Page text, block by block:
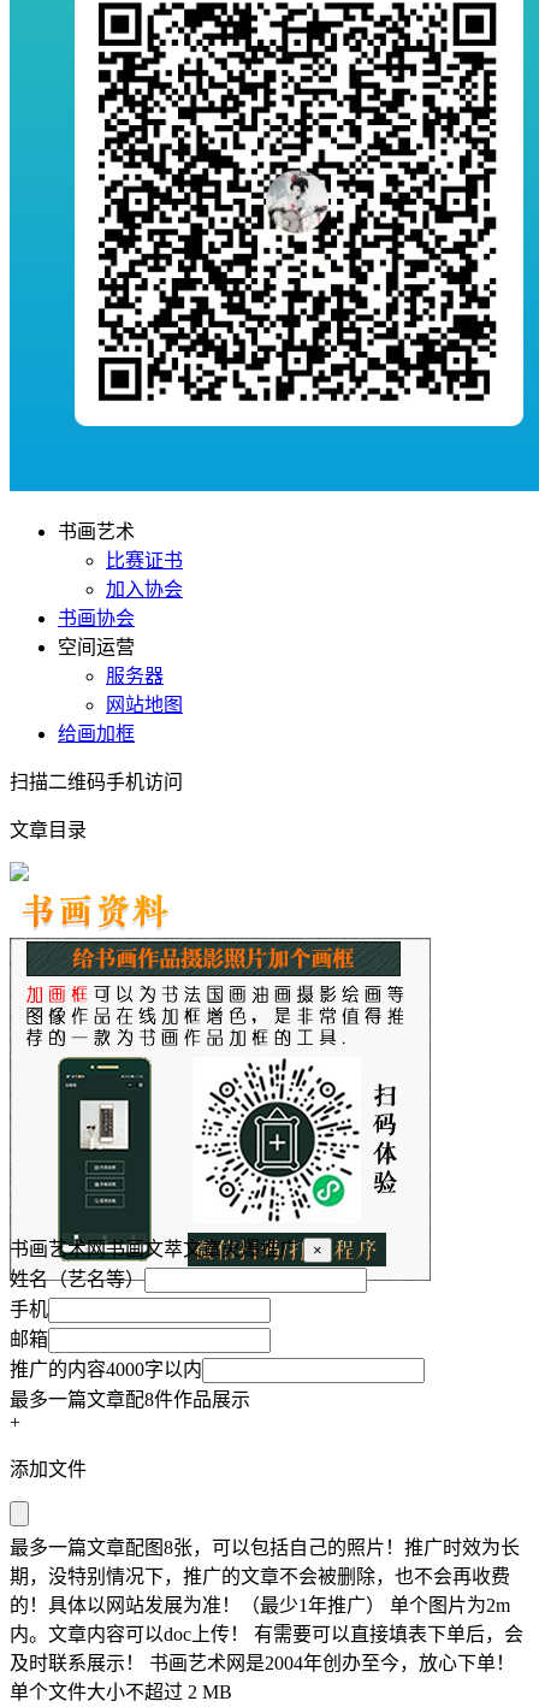
书画艺术
比赛证书
加入协会
书画协会
空间运营
服务器
网站地图
给画加框
扫描二维码手机访问
文章目录
书画艺术网书画文萃文章火爆推广 ×
姓名（艺名等）
手机
邮箱
推广的内容4000字以内
最多一篇文章配8件作品展示
+
添加文件
最多一篇文章配图8张，可以包括自己的照片！推广时效为长
期，没特别情况下，推广的文章不会被删除，也不会再收费
的！具体以网站发展为准！（最少1年推广） 单个图片为2m
内。文章内容可以doc上传！ 有需要可以直接填表下单后，会
及时联系展示！ 书画艺术网是2004年创办至今，放心下单！
单个文件大小不超过 2 MB